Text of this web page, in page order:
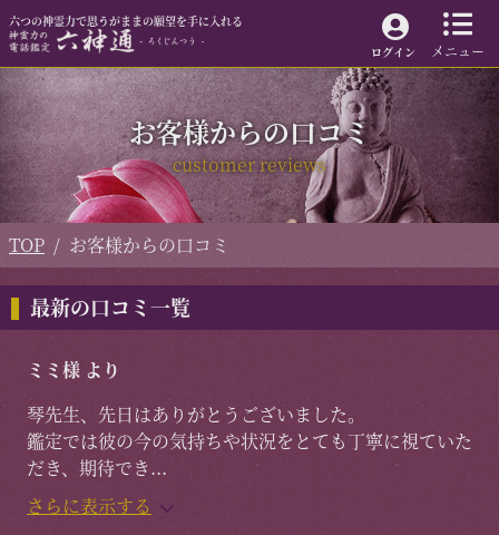
メニュー
六つの神霊力で思うがままの願望を手に入れる
ログイン
お客様からの口コミ
customer reviews
TOP お客様からの口コミ
最新の口コミ一覧
ミミ様 より
琴先生、先日はありがとうございました。
鑑定では彼の今の気持ちや状況をとても丁寧に視ていた
だき、期待でき...
さらに表示する